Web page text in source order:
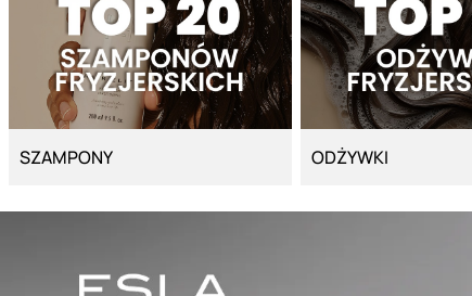
SZAMPONY ODŻYWKI